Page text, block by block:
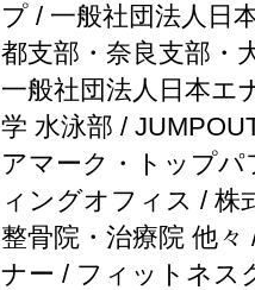
プ / 一般社団法人日
都支部・奈良支部・
一般社団法人日本エ
学 水泳部 /
アマーク・トップ
ィングオフィス / 株
整骨院・治療院 他
ナー / フィットネス